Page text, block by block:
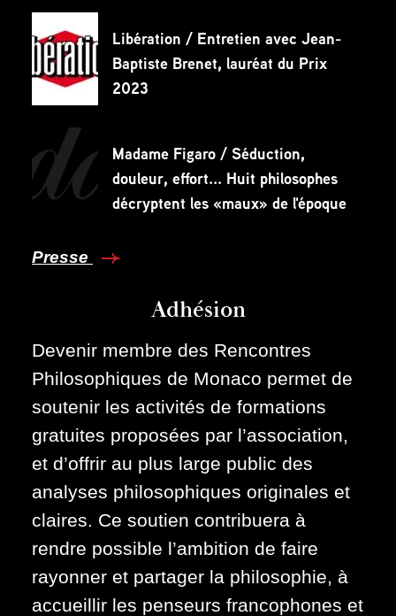
Libération / Entretien avec Jean-
Baptiste Brenet, lauréat du Prix
2023
Madame Figaro / Séduction,
douleur, effort... Huit philosophes
décryptent les «maux» de l'époque
Presse
Adhésion
Devenir membre des Rencontres
Philosophiques de Monaco permet de
soutenir les activités de formations
gratuites proposées par l’association,
et d’offrir au plus large public des
analyses philosophiques originales et
claires. Ce soutien contribuera à
rendre possible l’ambition de faire
rayonner et partager la philosophie, à
accueillir les penseurs francophones et